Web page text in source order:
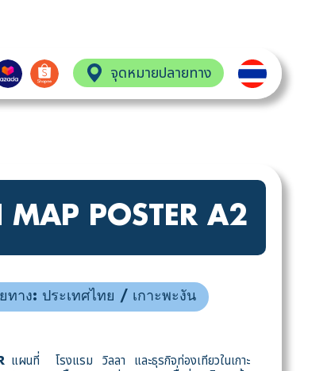
จุดหมายปลายทาง
POSTER A2
ทาง: ประเทศไทย / เกาะพะงัน
แผนที่ โรงแรม วิลลา และธุรกิจท่องเที่ยวในเกาะ